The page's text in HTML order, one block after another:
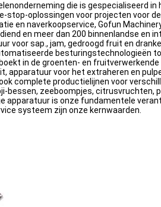
die is gespecialiseerd
stop-oplossingen voor projecten voor
en naverkoopservice, Gofun
en meer dan 200 binnenlandse en
voor sap., jam, gedroogd fruit en
besturingstechnologieën
in de groenten- en fruitverwerkende
apparatuur voor het extraheren en
complete productielijnen voor
zeeboompjes, citrusvruchten,
apparatuur is onze fundamentele
systeem zijn onze kernwaarden.